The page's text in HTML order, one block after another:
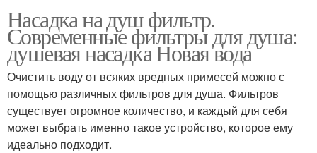
Насадка на душ фильтр.
Современные фильтры для душа:
душевая насадка Новая вода
Очистить воду от всяких вредных примесей можно с
помощью различных фильтров для душа. Фильтров
существует огромное количество, и каждый для себя
может выбрать именно такое устройство, которое ему
идеально подходит.